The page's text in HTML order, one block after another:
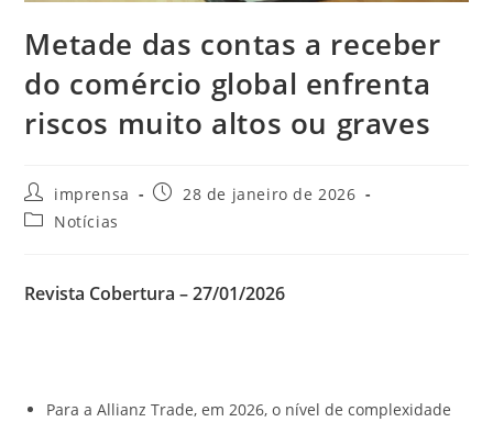
Metade das contas a receber
do comércio global enfrenta
riscos muito altos ou graves
imprensa
28 de janeiro de 2026
Notícias
Revista Cobertura – 27/01/2026
Para a Allianz Trade, em 2026, o nível de complexidade